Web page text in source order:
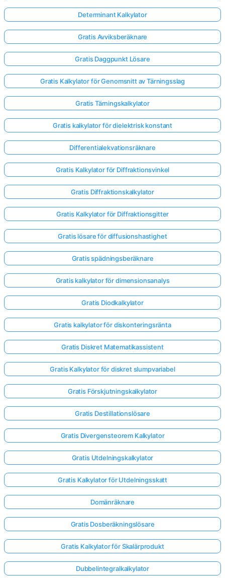
här!
Determinant Kalkylator
Gratis Avviksberäknare
Gratis Daggpunkt Lösare
Gratis Kalkylator för Genomsnitt av Tärningsslag
Gratis Tärningskalkylator
Gratis kalkylator för dielektrisk konstant
Differentialekvationsräknare
Gratis Kalkylator för Diffraktionsvinkel
Gratis Diffraktionskalkylator
Gratis Kalkylator för Diffraktionsgitter
Gratis lösare för diffusionshastighet
Gratis spädningsberäknare
Gratis kalkylator för dimensionsanalys
Gratis Diodkalkylator
Gratis kalkylator för diskonteringsränta
Gratis Diskret Matematikassistent
Gratis Kalkylator för diskret slumpvariabel
Gratis Förskjutningskalkylator
Gratis Destillationslösare
Gratis Divergensteorem Kalkylator
Gratis Utdelningskalkylator
Gratis Kalkylator för Utdelningsskatt
Domänräknare
Gratis Dosberäkningslösare
Gratis Kalkylator för Skalärprodukt
Dubbelintegralkalkylator